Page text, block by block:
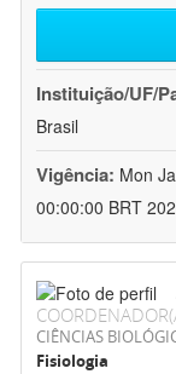
Instituição/UF/
Brasil
Vigência: Mon
00:00:00 BRT
CIÊNCIAS
Fisiologia